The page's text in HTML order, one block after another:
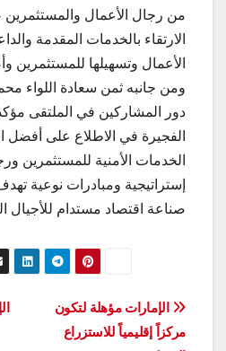
من رجال الأعمال
الارتقاء بالخدمات المقدمة
الأعمال وتسهيلها للمستثمرين
ومن جانبه ثمن سعادة اللواء
دور المشاركين في الملتقى
الفجيرة في الاطلاع على
الخدمات الأمنية للمستثمرين
إستراتيجية ومبادرات نوعية
صناعة اقتصاد مستدام للأجيال
تصفّح
الإمارات مؤهلة لتكون
مركزاً إقليمياً للاستزراع